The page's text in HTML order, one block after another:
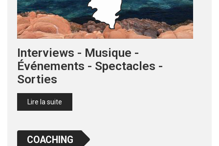
Interviews - Musique -
Événements - Spectacles -
Sorties
Lire la suite
COACHING